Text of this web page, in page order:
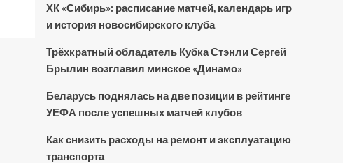
ХК «Сибирь»: расписание матчей, календарь игр
и история новосибирского клуба
Трёхкратный обладатель Кубка Стэнли Сергей
Брылин возглавил минское «Динамо»
Беларусь поднялась на две позиции в рейтинге
УЕФА после успешных матчей клубов
Как снизить расходы на ремонт и эксплуатацию
транспорта